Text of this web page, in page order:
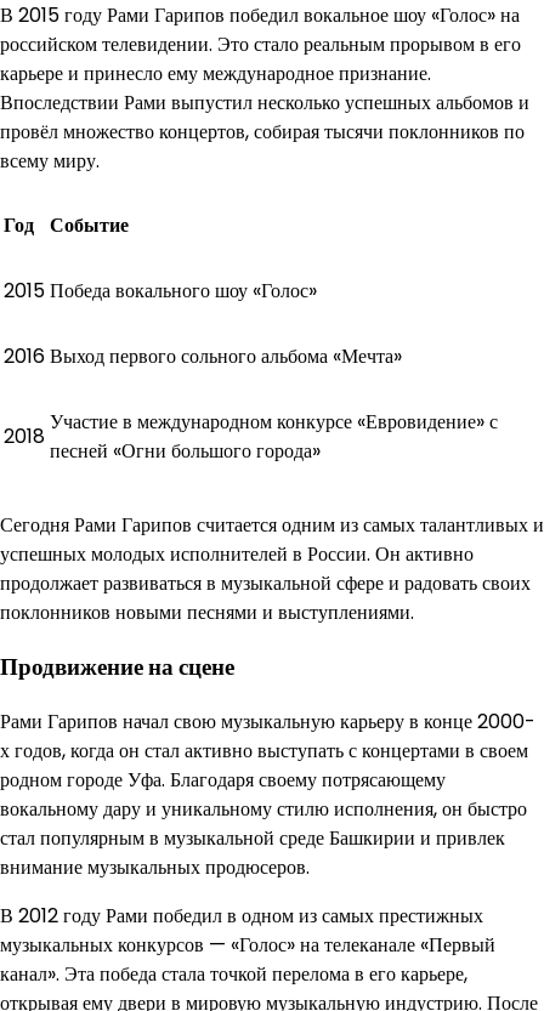
В 2015 году Рами Гарипов победил вокальное шоу «Голос» на
российском телевидении. Это стало реальным прорывом в его
карьере и принесло ему международное признание.
Впоследствии Рами выпустил несколько успешных альбомов и
провёл множество концертов, собирая тысячи поклонников по
всему миру.
Год Событие
2015Победа вокального шоу «Голос»
2016Выход первого сольного альбома «Мечта»
2018
Участие в международном конкурсе «Евровидение» с
песней «Огни большого города»
Сегодня Рами Гарипов считается одним из самых талантливых и
успешных молодых исполнителей в России. Он активно
продолжает развиваться в музыкальной сфере и радовать своих
поклонников новыми песнями и выступлениями.
Продвижение на сцене
Рами Гарипов начал свою музыкальную карьеру в конце 2000-
х годов, когда он стал активно выступать с концертами в своем
родном городе Уфа. Благодаря своему потрясающему
вокальному дару и уникальному стилю исполнения, он быстро
стал популярным в музыкальной среде Башкирии и привлек
внимание музыкальных продюсеров.
В 2012 году Рами победил в одном из самых престижных
музыкальных конкурсов — «Голос» на телеканале «Первый
канал». Эта победа стала точкой перелома в его карьере,
открывая ему двери в мировую музыкальную индустрию. После